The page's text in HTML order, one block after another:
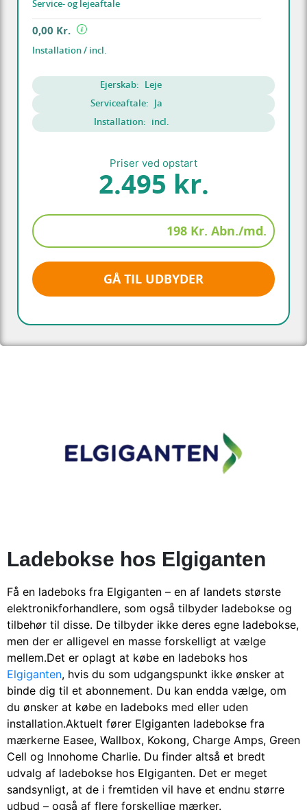
Service- og lejeaftale
0,00 Kr.
Installation / incl.
Ejerskab: Leje
Serviceaftale: Ja
Installation: incl.
Priser ved opstart
2.495 kr.
198 Kr. Abn./md.
GÅ TIL UDBYDER
Ladebokse hos Elgiganten
Få en ladeboks fra Elgiganten – en af landets største
elektronikforhandlere, som også tilbyder ladebokse og
tilbehør til disse. De tilbyder ikke deres egne ladebokse,
men der er alligevel en masse forskelligt at vælge
mellem.Det er oplagt at købe en ladeboks hos
Elgiganten, hvis du som udgangspunkt ikke ønsker at
binde dig til et abonnement. Du kan endda vælge, om
du ønsker at købe en ladeboks med eller uden
installation.Aktuelt fører Elgiganten ladebokse fra
mærkerne Easee, Wallbox, Kokong, Charge Amps, Green
Cell og Innohome Charlie. Du finder altså et bredt
udvalg af ladebokse hos Elgiganten. Det er meget
sandsynligt, at de i fremtiden vil have et endnu større
udbud – også af flere forskellige mærker.